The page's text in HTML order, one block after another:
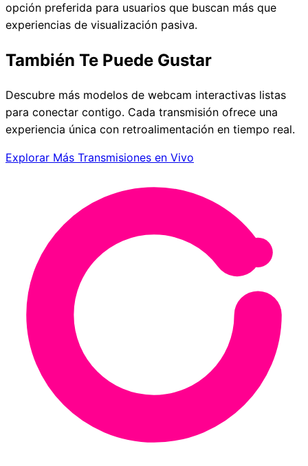
opción preferida para usuarios que buscan más que
experiencias de visualización pasiva.
También Te Puede Gustar
Descubre más modelos de webcam interactivas listas
para conectar contigo. Cada transmisión ofrece una
experiencia única con retroalimentación en tiempo real.
Explorar Más Transmisiones en Vivo